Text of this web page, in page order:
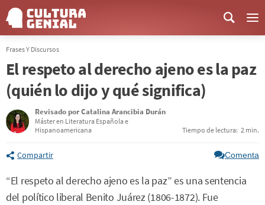
Frases Y Discursos
El respeto al derecho ajeno es la paz
(quién lo dijo y qué significa)
Revisado porCatalina Arancibia Durán
Máster en Literatura Española e
Hispanoamericana
Tiempo de lectura: 2 min.
Compartir Comenta
“El respeto al derecho ajeno es la paz” es una sentencia
del político liberal Benito Juárez (1806-1872). Fue